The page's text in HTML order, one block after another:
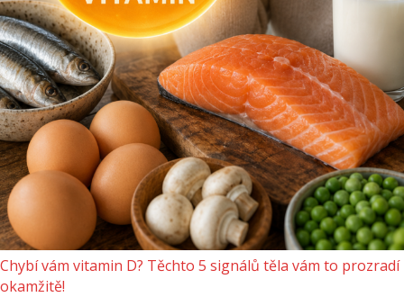
Chybí vám vitamin D? Těchto 5 signálů těla vám to prozradí
okamžitě!